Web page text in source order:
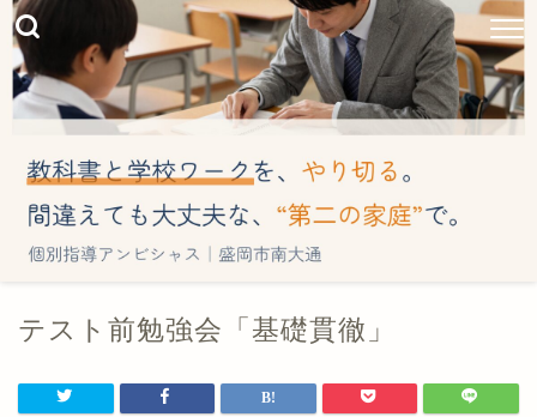
テスト前勉強会「基礎貫徹」